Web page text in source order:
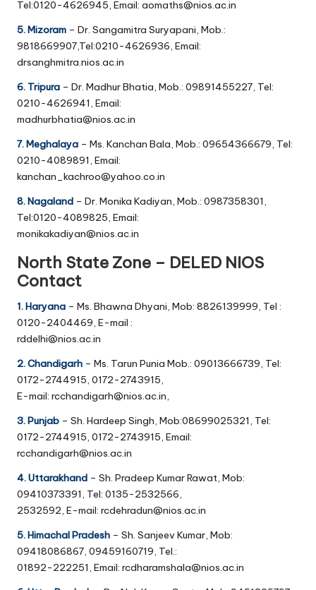
Tel:0120-4626945, Email: aomaths@nios.ac.in
5. Mizoram – Dr. Sangamitra Suryapani, Mob.:
9818669907,Tel:0210-4626936, Email:
drsanghmitra.nios.ac.in
6. Tripura – Dr. Madhur Bhatia, Mob.: 09891455227, Tel:
0210-4626941, Email:
madhurbhatia@nios.ac.in
7. Meghalaya – Ms. Kanchan Bala, Mob.: 09654366679, Tel:
0210-4089891, Email:
kanchan_kachroo@yahoo.co.in
8. Nagaland – Dr. Monika Kadiyan, Mob.: 0987358301,
Tel:0120-4089825, Email:
monikakadiyan@nios.ac.in
North State Zone – DELED NIOS
Contact
1. Haryana – Ms. Bhawna Dhyani, Mob: 8826139999, Tel :
0120-2404469, E-mail :
rddelhi@nios.ac.in
2. Chandigarh – Ms. Tarun Punia Mob.: 09013666739, Tel:
0172-2744915, 0172-2743915,
E-mail: rcchandigarh@nios.ac.in,
3. Punjab – Sh. Hardeep Singh, Mob:08699025321, Tel:
0172-2744915, 0172-2743915, Email:
rcchandigarh@nios.ac.in
4. Uttarakhand – Sh. Pradeep Kumar Rawat, Mob:
09410373391, Tel: 0135-2532566,
2532592, E-mail: rcdehradun@nios.ac.in
5. Himachal Pradesh – Sh. Sanjeev Kumar, Mob:
09418086867, 09459160719, Tel.:
01892-222251, Email: rcdharamshala@nios.ac.in